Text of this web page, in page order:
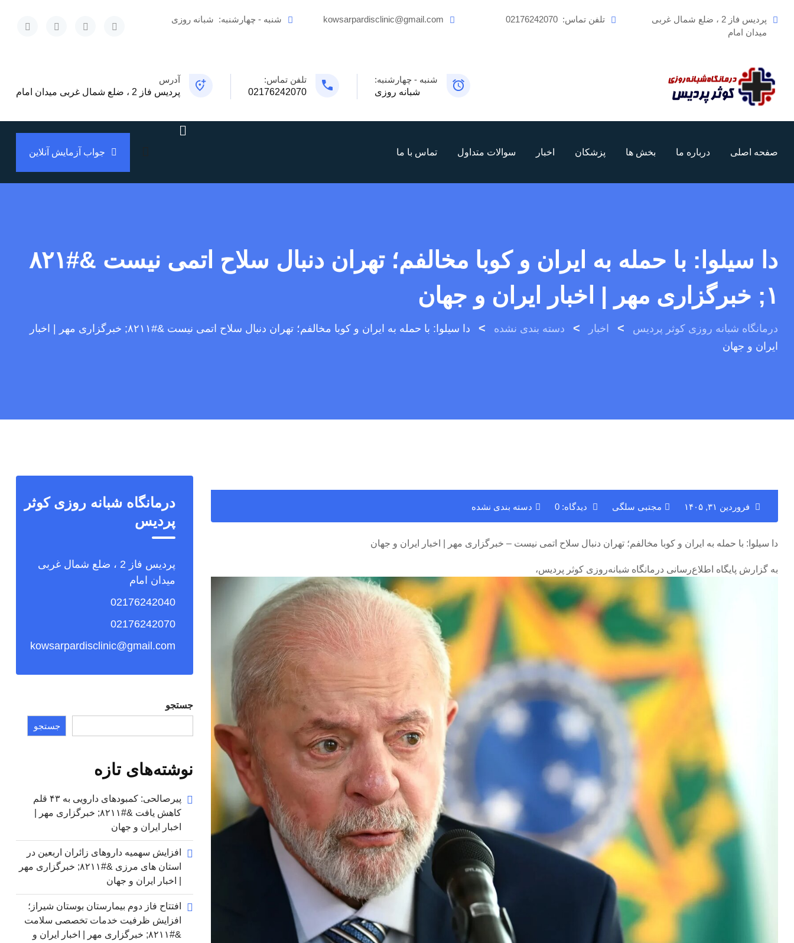
پردیس فاز 2 ، ضلع شمال غربی
میدان امام
تلفن تماس: 02176242070
kowsarpardisclinic@gmail.com شنبه - چهارشنبه: شبانه روزی
شنبه - چهارشنبه:
شبانه روزی
تلفن تماس:
02176242070
آدرس
پردیس فاز 2 ، ضلع شمال غربی میدان امام
صفحه اصلی درباره ما بخش ها پزشکان اخبار سوالات متداول تماس با ما جواب آزمایش آنلاین
دا سیلوا: با حمله به ایران و کوبا مخالفم؛ تهران دنبال سلاح اتمی نیست &#۸۲۱
۱; خبرگزاری مهر | اخبار ایران و جهان
درمانگاه شبانه روزی کوثر پردیس > اخبار > دسته بندی نشده >
دا سیلوا: با حمله به ایران و کوبا مخالفم؛ تهران دنبال سلاح اتمی نیست &#۸۲۱۱; خبرگزاری مهر | اخبار
ایران و جهان
فروردین ۳۱, ۱۴۰۵ مجتبی سلگی دیدگاه: 0 دسته بندی نشده
دا سیلوا: با حمله به ایران و کوبا مخالفم؛ تهران دنبال سلاح اتمی نیست – خبرگزاری مهر | اخبار ایران و جهان
به گزارش پایگاه اطلاع‌رسانی درمانگاه شبانه‌روزی کوثر پردیس،
درمانگاه شبانه روزی کوثر
پردیس
پردیس فاز 2 ، ضلع شمال غربی
میدان امام
02176242040
02176242070
kowsarpardisclinic@gmail.com
جستجو
جستجو
نوشته‌های تازه
پیرصالحی: کمبودهای دارویی به ۴۳ قلم
کاهش یافت &#۸۲۱۱; خبرگزاری مهر |
اخبار ایران و جهان
افزایش سهمیه داروهای زائران اربعین در
استان های مرزی &#۸۲۱۱; خبرگزاری مهر
| اخبار ایران و جهان
افتتاح فاز دوم بیمارستان بوستان شیراز؛
افزایش ظرفیت خدمات تخصصی سلامت
&#۸۲۱۱; خبرگزاری مهر | اخبار ایران و